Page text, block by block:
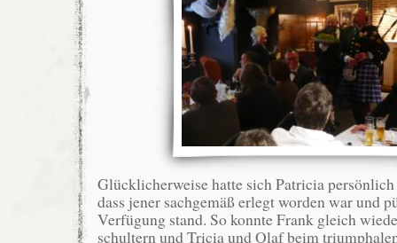
Glücklicherweise hatte sich Patricia
dass jener sachgemäß erlegt worden war und
Verfügung stand. So konnte Frank gleich
schultern und Tricia und Olaf beim